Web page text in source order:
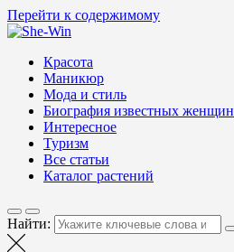
Перейти к содержимому
Блог о женской красоте и здоровье
Красота
Маникюр
Мода и стиль
Биография известных женщин
Интересное
Туризм
Все статьи
Каталог растений
Найти: